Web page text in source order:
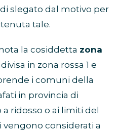
slegato dal motivo per
tale.
la cosiddetta zona
in zona rossa 1 e
i comuni della
in provincia di
ridosso o ai limiti del
considerati a